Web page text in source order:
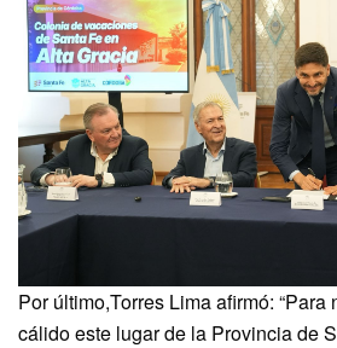
Por último,Torres Lima afirmó: “Para
cálido este lugar de la Provincia de